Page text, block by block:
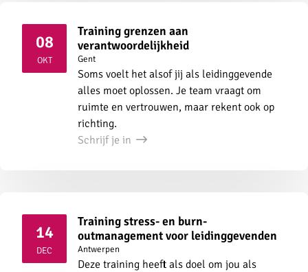
08
OKT2026
Training grenzen aan
verantwoordelijkheid
Gent
Soms voelt het alsof jij als leidinggevende
alles moet oplossen. Je team vraagt om
ruimte en vertrouwen, maar rekent ook op
richting.
Schrijf je in
14
DEC2026
Training stress- en burn-
outmanagement voor leidinggevenden
Antwerpen
Deze training heeft als doel om jou als